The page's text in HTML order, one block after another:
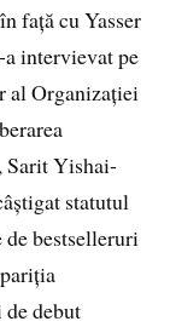
față cu Yasser
intervievat pe
al Organizației
Sarit Yishai-
statutul
de bestselleruri
debut